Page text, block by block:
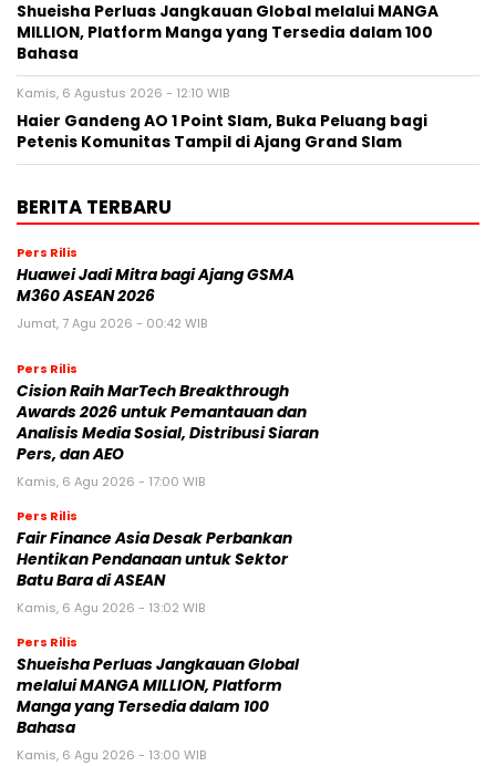
Shueisha Perluas Jangkauan Global melalui MANGA
MILLION, Platform Manga yang Tersedia dalam 100
Bahasa
Kamis, 6 Agustus 2026 - 12:10 WIB
Haier Gandeng AO 1 Point Slam, Buka Peluang bagi
Petenis Komunitas Tampil di Ajang Grand Slam
BERITA TERBARU
Pers Rilis
Huawei Jadi Mitra bagi Ajang GSMA
M360 ASEAN 2026
Jumat, 7 Agu 2026 - 00:42 WIB
Pers Rilis
Cision Raih MarTech Breakthrough
Awards 2026 untuk Pemantauan dan
Analisis Media Sosial, Distribusi Siaran
Pers, dan AEO
Kamis, 6 Agu 2026 - 17:00 WIB
Pers Rilis
Fair Finance Asia Desak Perbankan
Hentikan Pendanaan untuk Sektor
Batu Bara di ASEAN
Kamis, 6 Agu 2026 - 13:02 WIB
Pers Rilis
Shueisha Perluas Jangkauan Global
melalui MANGA MILLION, Platform
Manga yang Tersedia dalam 100
Bahasa
Kamis, 6 Agu 2026 - 13:00 WIB